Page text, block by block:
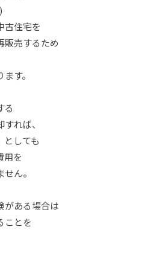
古住宅を
売するため
す。
る
れば、
しても
用を
ん。
がある場合は
ことを